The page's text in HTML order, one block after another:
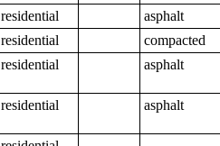
residential
asphalt
residential
compacted
residential asphalt
residential asphalt